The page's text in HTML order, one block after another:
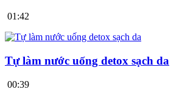
01:42
Tự làm nước uống detox sạch da
00:39